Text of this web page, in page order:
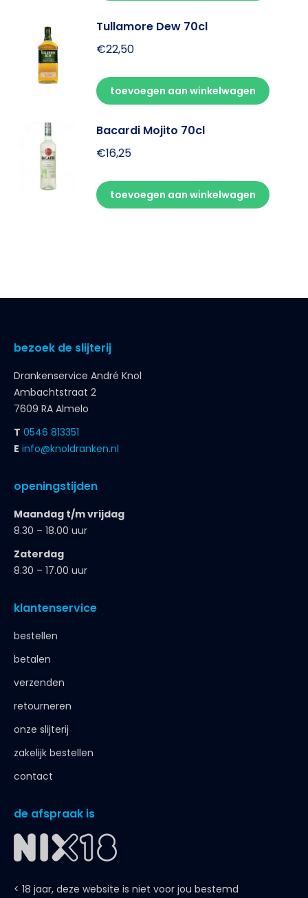
Tullamore Dew 70cl
€22,50
toevoegen aan winkelwagen
Bacardi Mojito 70cl
€16,25
toevoegen aan winkelwagen
bezoek de slijterij
Drankenservice André Knol
Ambachtstraat 2
7609 RA Almelo
T 0546 813351
E info@knoldranken.nl
openingstijden
Maandag t/m vrijdag
8.30 – 18.00 uur
Zaterdag
8.30 – 17.00 uur
klantenservice
bestellen
betalen
verzenden
retourneren
onze slijterij
zakelijk bestellen
contact
de afspraak is
< 18 jaar, deze website is niet voor jou bestemd